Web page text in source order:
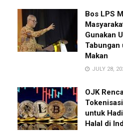
Bos LPS
Gunakan
Tabungan
Makan
JULY 28,
OJK
untuk
Halal di